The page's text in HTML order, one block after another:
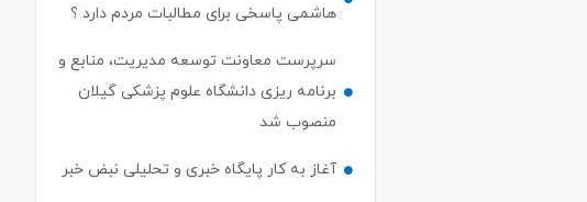
هاشمی پاسخی برای مطالبات مردم دارد ؟
سرپرست معاونت توسعه مدیریت، منابع و
برنامه ریزی دانشگاه علوم پزشکی گیلان
منصوب شد
آغاز به کار پایگاه خبری و تحلیلی نبض خبر